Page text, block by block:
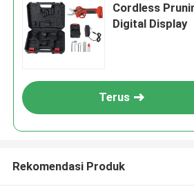
Kirimkan
Cordless
Digital Display
Terus
Rekomendasi Produk